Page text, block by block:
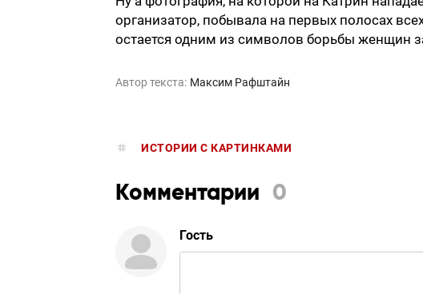
организатор, побывала на первых полосах
остается одним из символов борьбы женщин
Автор текста: Максим Рафштайн
ИСТОРИИ С КАРТИНКАМИ
Комментарии 0
Гость